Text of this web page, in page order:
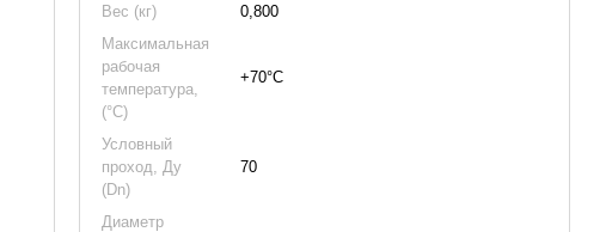
Вес (кг)
0,800
Максимальная
рабочая
температура,
(°C)
+70°С
Условный
проход, Ду
(Dn)
70
Диаметр